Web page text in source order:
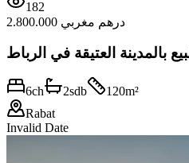
182
2.800.000 درهم مغربي
بالمدينة العتيقة في الرباط
6ch 2sdb 120m²
Rabat
Invalid Date